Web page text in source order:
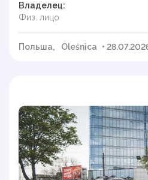
Владелец:
Физ. лицо
Польша, Oleśnica •